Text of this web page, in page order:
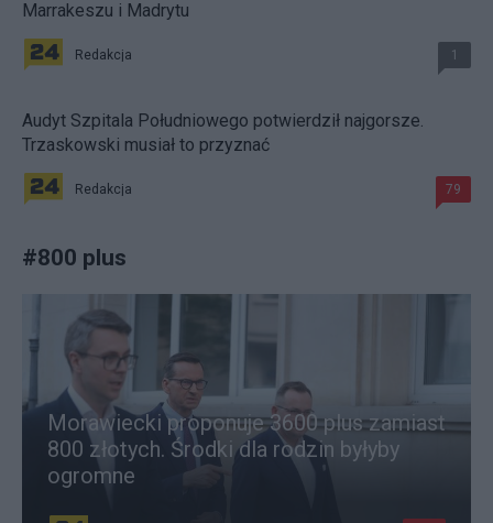
Marrakeszu i Madrytu
Redakcja 1
Audyt Szpitala Południowego potwierdził najgorsze.
Trzaskowski musiał to przyznać
Redakcja 79
#800 plus
Morawiecki proponuje 3600 plus zamiast
800 złotych. Środki dla rodzin byłyby
ogromne